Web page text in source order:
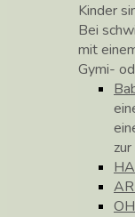
Kinder
Bei
mit
Gymi-